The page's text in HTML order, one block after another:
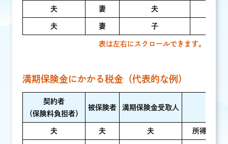
夫 妻 夫
夫 妻 子
表は左右にスクロールできます。
満期保険金にかかる税金（代表的な例）
契約者
（保険料負担者）
被保険者 満期保険金受取人
夫 夫 夫 所得税（